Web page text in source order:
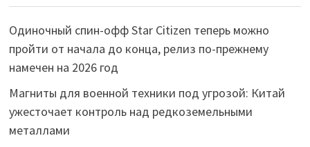
Одиночный спин-офф Star Citizen теперь можно
пройти от начала до конца, релиз по-прежнему
намечен на 2026 год
Магниты для военной техники под угрозой: Китай
ужесточает контроль над редкоземельными
металлами